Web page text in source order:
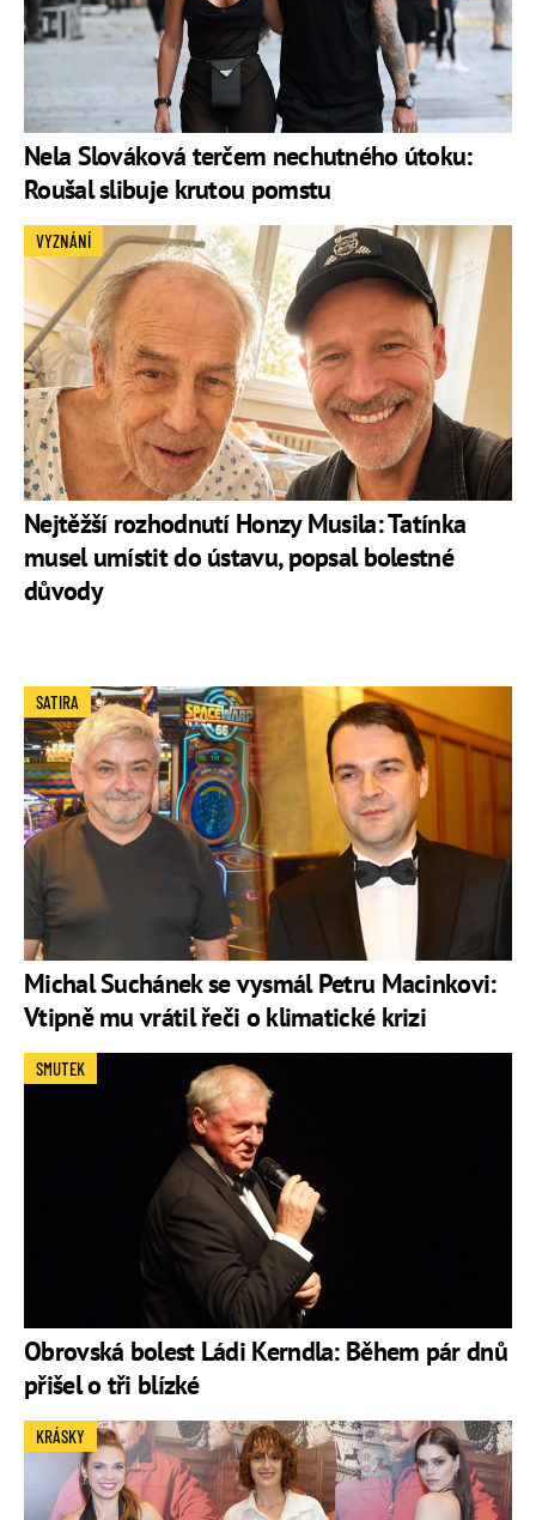
Nela Slováková terčem nechutného útoku:
Roušal slibuje krutou pomstu
Nejtěžší rozhodnutí Honzy Musila: Tatínka
musel umístit do ústavu, popsal bolestné
důvody
VYZNÁNÍ
Michal Suchánek se vysmál Petru Macinkovi:
Vtipně mu vrátil řeči o klimatické krizi
SATIRA
Obrovská bolest Ládi Kerndla: Během pár dnů
přišel o tři blízké
SMUTEK
KRÁSKY